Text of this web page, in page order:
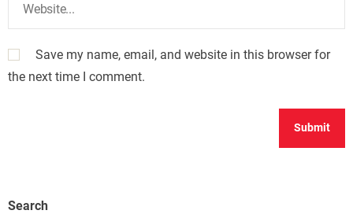
Save my name, email, and website in this browser for
the next time I comment.
Search